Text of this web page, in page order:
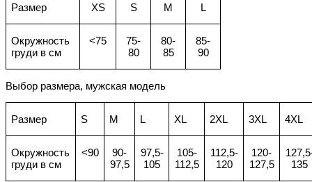
Размер XS S M L
Окружность
груди в см
<75
75-
80
80-
85
85-
90
Выбор размера, мужская модель
Размер S M L XL 2XL 3XL 4XL
Окружность
груди в см
<90
90-
97,5
97,5-
105
105-
112,5
112,5-
120
120-
127,5
135